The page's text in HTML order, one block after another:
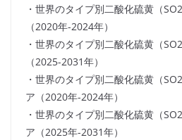
・世界のタイプ別二酸化硫黄（
（2020年-2024年）
・世界のタイプ別二酸化硫黄（
（2025-2031年）
・世界のタイプ別二酸化硫黄（
ア（2020年-2024年）
・世界のタイプ別二酸化硫黄（
ア（2025年-2031年）